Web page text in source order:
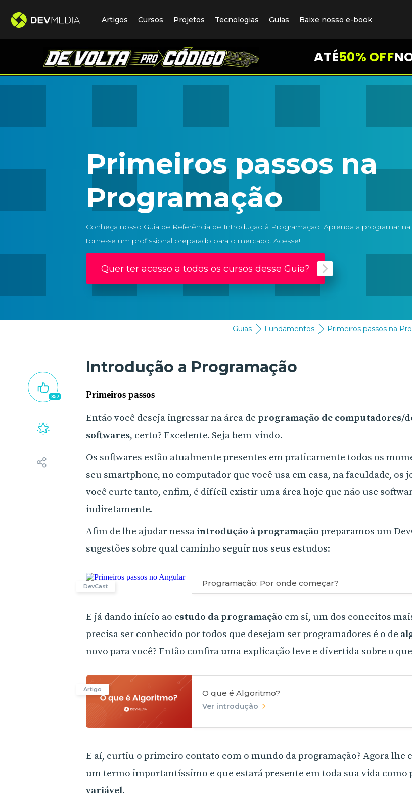
Artigos Cursos Projetos Tecnologias Guias Baixe nosso e-book
ATÉ50% OFF
Primeiros passos na
Programação
Conheça nosso Guia de Referência de Introdução à Programação. Aprenda a programar
torne-se um profissional preparado para o mercado. Acesse!
Quer ter acesso a todos os cursos desse Guia?
Guias Fundamentos Primeiros passos na
357
Introdução a Programação
Primeiros passos
Então você deseja ingressar na área de programação de computadores/
softwares, certo? Excelente. Seja bem-vindo.
Os softwares estão atualmente presentes em praticamente todos os
seu smartphone, no computador que você usa em casa, na faculdade, os
você curte tanto, enfim, é difícil existir uma área hoje que não use
indiretamente.
Afim de lhe ajudar nessa introdução à programação preparamos um
sugestões sobre qual caminho seguir nos seus estudos:
DevCast Programação: Por onde começar?
E já dando início ao estudo da programação em si, um dos conceitos
precisa ser conhecido por todos que desejam ser programadores é o de
novo para você? Então confira uma explicação leve e divertida sobre o
Artigo O que é Algoritmo?
Ver introdução
E aí, curtiu o primeiro contato com o mundo da programação? Agora lhe
um termo importantíssimo e que estará presente em toda sua vida como
variável.